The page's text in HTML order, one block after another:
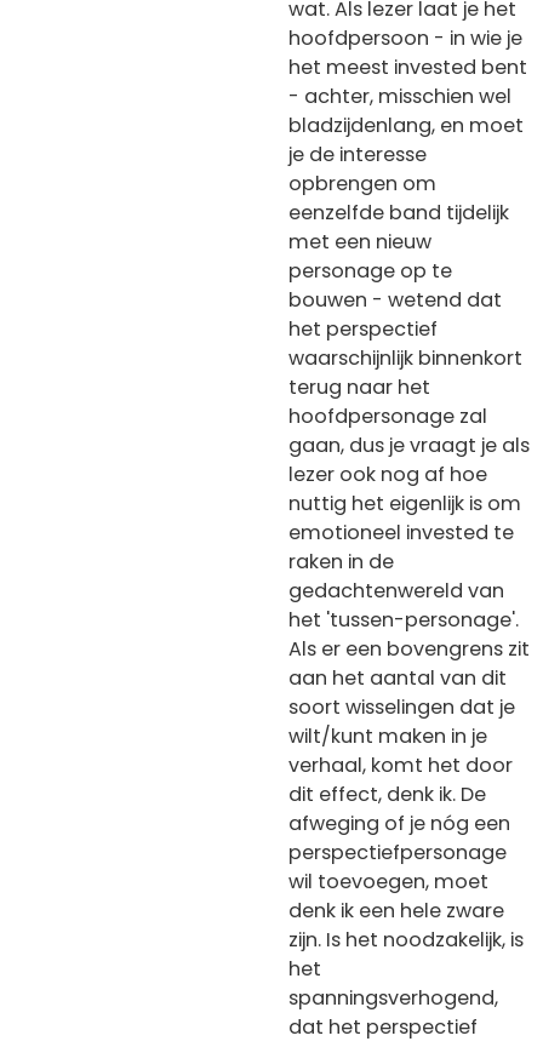
wat. Als lezer laat je het
hoofdpersoon - in wie je
het meest invested bent
- achter, misschien wel
bladzijdenlang, en moet
je de interesse
opbrengen om
eenzelfde band tijdelijk
met een nieuw
personage op te
bouwen - wetend dat
het perspectief
waarschijnlijk binnenkort
terug naar het
hoofdpersonage zal
gaan, dus je vraagt je als
lezer ook nog af hoe
nuttig het eigenlijk is om
emotioneel invested te
raken in de
gedachtenwereld van
het 'tussen-personage'.
Als er een bovengrens zit
aan het aantal van dit
soort wisselingen dat je
wilt/kunt maken in je
verhaal, komt het door
dit effect, denk ik. De
afweging of je nóg een
perspectiefpersonage
wil toevoegen, moet
denk ik een hele zware
zijn. Is het noodzakelijk, is
het
spanningsverhogend,
dat het perspectief